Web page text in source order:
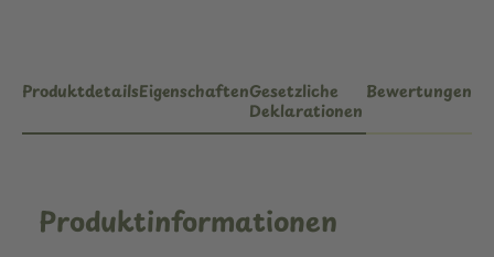
ProduktdetailsEigenschaftenGesetzliche
Deklarationen
Bewertungen
Produktinformationen